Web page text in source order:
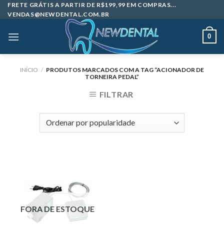
Skip
to
FRETE GRÁTIS A PARTIR DE R$199,99 EM COMPRAS...
VENDAS@NEWDENTAL.COM.BR
0
INÍCIO / PRODUTOS MARCADOS COM A TAG “ACIONADOR DE
TORNEIRA PEDAL”
FILTRAR
FORA DE ESTOQUE